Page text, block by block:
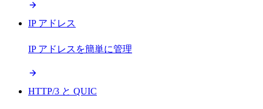
IP アドレス
IP アドレスを簡単に管理
HTTP/3 と QUIC